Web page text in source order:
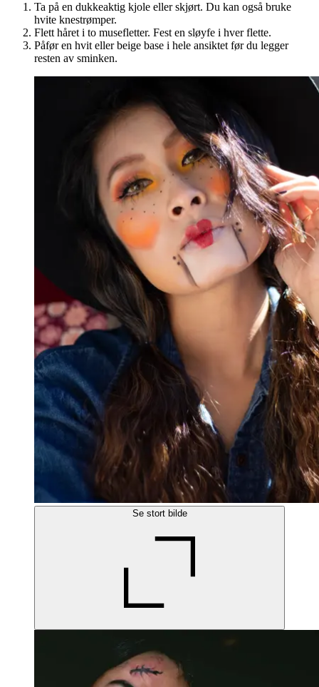
Ta på en dukkeaktig kjole eller skjørt. Du kan også bruke
hvite knestrømper.
Flett håret i to musefletter. Fest en sløyfe i hver flette.
Påfør en hvit eller beige base i hele ansiktet før du legger
resten av sminken.
Se stort bilde